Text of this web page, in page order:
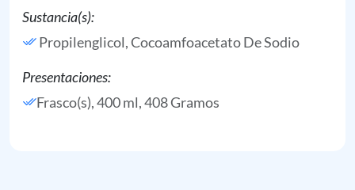
Sustancia(s):
Propilenglicol,Cocoamfoacetato De Sodio
Presentaciones:
Frasco(s), 400 ml, 408 Gramos